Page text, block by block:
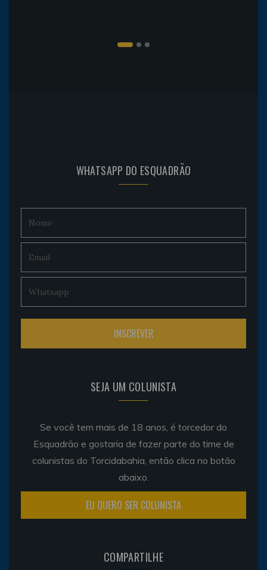
WHATSAPP DO ESQUADRÃO
SEJA UM COLUNISTA
Se você tem mais de 18 anos, é torcedor do
Esquadrão e gostaria de fazer parte do time de
colunistas do Torcidabahia, então clica no botão
abaixo.
EU QUERO SER COLUNISTA
COMPARTILHE